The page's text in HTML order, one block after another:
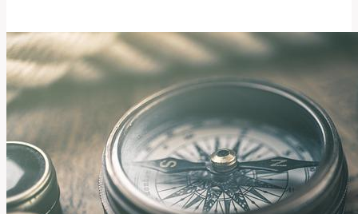
Toto
Anglické
Slovo?